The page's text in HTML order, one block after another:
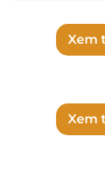
Xem
Xem